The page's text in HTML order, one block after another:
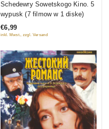
5
Schedewry Sowetskogo Kino. 5
wypusk (7 filmow w 1 diske)
€6,99
inkl. Mwst., zzgl. Versand